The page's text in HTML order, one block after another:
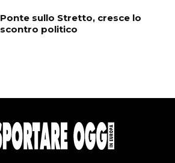
Ponte sullo Stretto, cresce lo
scontro politico